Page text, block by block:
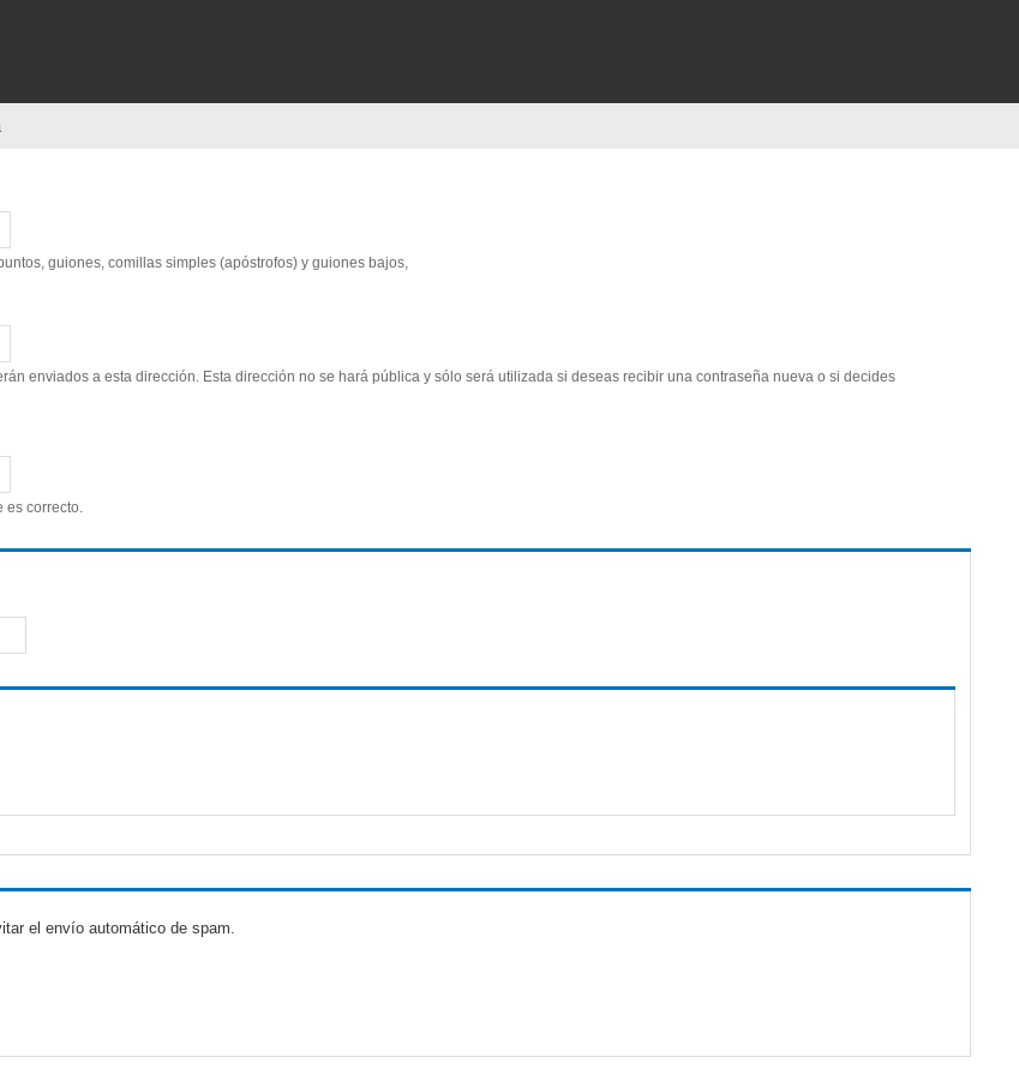
guiones, comillas simples (apóstrofos) y guiones bajos,
enviados a esta dirección. Esta dirección no se hará pública y sólo será utilizada si deseas recibir una contraseña nueva o si decides
es correcto.
el envío automático de spam.